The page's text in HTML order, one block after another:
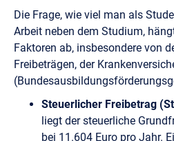
Die Frage, wie viel man als
Arbeit neben dem Studium,
Faktoren ab, insbesondere von
Freibeträgen, der
Steuerlicher Freibetrag
liegt der steuerliche
bei 11.604 Euro pro Jahr.